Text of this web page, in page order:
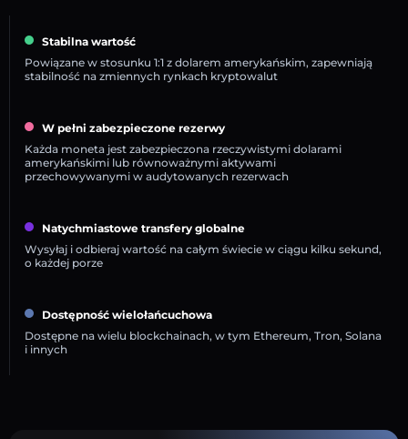
Stabilna wartość
Powiązane w stosunku 1:1 z dolarem amerykańskim, zapewniają
stabilność na zmiennych rynkach kryptowalut
W pełni zabezpieczone rezerwy
Każda moneta jest zabezpieczona rzeczywistymi dolarami
amerykańskimi lub równoważnymi aktywami
przechowywanymi w audytowanych rezerwach
Natychmiastowe transfery globalne
Wysyłaj i odbieraj wartość na całym świecie w ciągu kilku sekund,
o każdej porze
Dostępność wielołańcuchowa
Dostępne na wielu blockchainach, w tym Ethereum, Tron, Solana
i innych